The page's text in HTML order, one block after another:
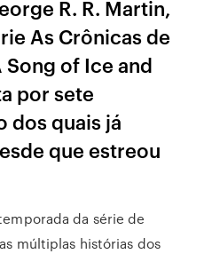
R. R. Martin,
As Crônicas de
Song of Ice and
por sete
dos quais já
que estreou
da série de
múltiplas histórias dos